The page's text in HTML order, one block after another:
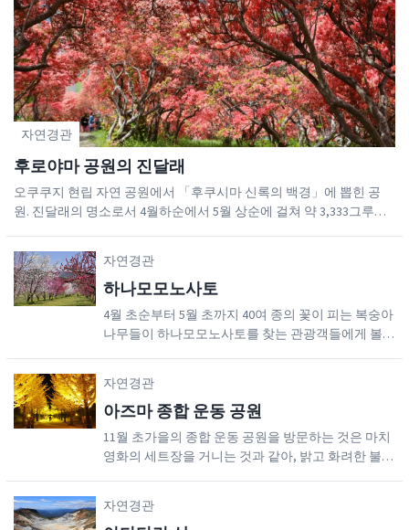
다. (고시키누마 연못) - 우라반다이의 고시키
누마 연못은 반다이산 기슭에 있는 5개의 화
산 호수로 이루어진 군락지입니다.
자연경관
후로야마 공원의 진달래
오쿠쿠지 현립 자연 공원에서 「후쿠시마 신록의 백경」에 뽑힌 공
원. 진달래의 명소로서 4월하순에서 5월 상순에 걸쳐 약 3,333그루의
마을전체가 다 보이므로 전망이 좋습니다. ※절정기 ： 4월하순 ~ 5월
상순
자연경관
하나모모노사토
4월 초순부터 5월 초까지 40여 종의 꽃이 피는 복숭아
나무들이 하나모모노사토를 찾는 관광객들에게 볼거
한 겹인 꽃에서부터 정교한 야에자쿠라와 기쿠자키
사쿠라에 이르기까지, 하나모모노사토에서 즐길 수
있는 벚꽃의 모양과 색은 굉장히 다양합니다. 자유롭
게 방문 가능하며 이이자카 온천역에서 걸어서 20분
거리의 편리한 위치에 있습니다.
자연경관
아즈마 종합 운동 공원
11월 초가을의 종합 운동 공원을 방문하는 것은 마치
영화의 세트장을 거니는 것과 같아, 밝고 화려한 불빛
자연경관